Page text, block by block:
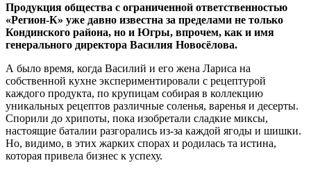
Продукция общества с ограниченной ответственностью
«Регион-К» уже давно известна за пределами не только
Кондинского района, но и Югры, впрочем, как и имя
генерального директора Василия Новосёлова.
А было время, когда Василий и его жена Лариса на
собственной кухне экспериментировали с рецептурой
каждого продукта, по крупицам собирая в коллекцию
уникальных рецептов различные соленья, варенья и десерты.
Спорили до хрипоты, пока изобретали сладкие миксы,
настоящие баталии разгорались из-за каждой ягоды и шишки.
Но, видимо, в этих жарких спорах и родилась та истина,
которая привела бизнес к успеху.